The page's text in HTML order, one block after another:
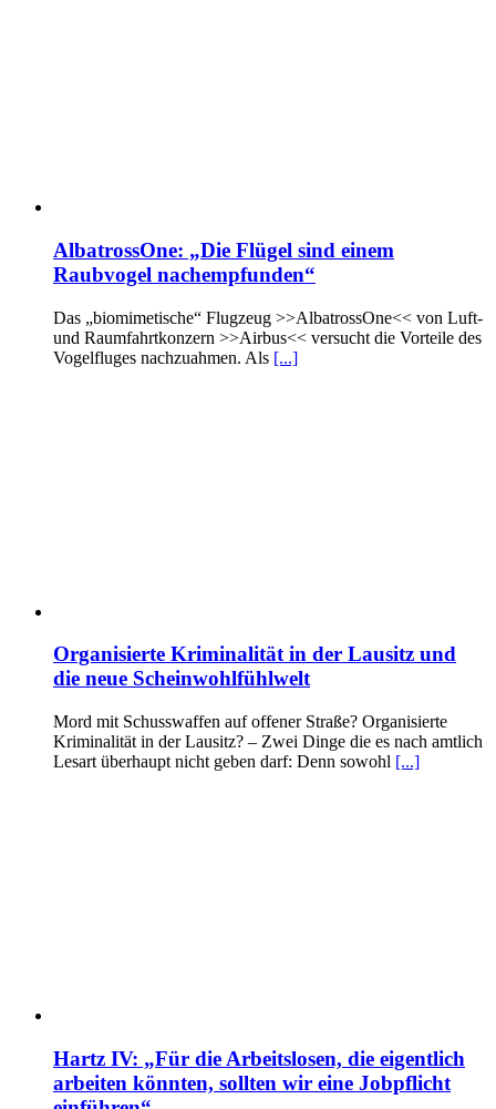
AlbatrossOne: „Die Flügel sind einem
Raubvogel nachempfunden“
Das „biomimetische“ Flugzeug >>AlbatrossOne<< von Luft-
und Raumfahrtkonzern >>Airbus<< versucht die Vorteile des
Vogelfluges nachzuahmen. Als [...]
Organisierte Kriminalität in der Lausitz und
die neue Scheinwohlfühlwelt
Mord mit Schusswaffen auf offener Straße? Organisierte
Kriminalität in der Lausitz? – Zwei Dinge die es nach amtlich
Lesart überhaupt nicht geben darf: Denn sowohl [...]
Hartz IV: „Für die Arbeitslosen, die eigentlich
arbeiten könnten, sollten wir eine Jobpflicht